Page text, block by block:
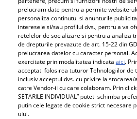
prelucram date pentru a permite website-
personaliza continutul si anunturile
interesele si/sau profilul dvs., pentru a va
retelelor de socializare si pentru a analiza
de drepturile prevazute de art. 15-22 din
prelucrarea datelor cu caracter personal.
exercitate prin modalitatea indicataaici.
acceptati folosirea tuturor Tehnologiilor de
inclusiv acceptul dvs. cu privire la
catre Vendor-ii cu care colaboram. Prin click
SETARILE INDIVIDUAL” puteti schimba
putin cele legate de cookie strict necesare
ului.